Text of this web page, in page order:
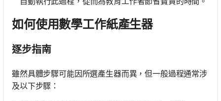
如何使用數學工作紙產生器
逐步指南
雖然具體步驟可能因所選產生器而異，但一般過程通常涉
及以下步驟：